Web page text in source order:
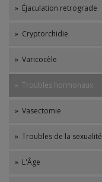
» Éjaculation retrograde
» Cryptorchidie
» Varicocèle
» Troubles hormonaux
» Vasectomie
» Troubles de la sexualité
» L'Âge